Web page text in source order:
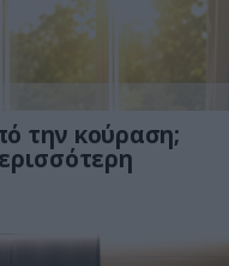
την κούραση;